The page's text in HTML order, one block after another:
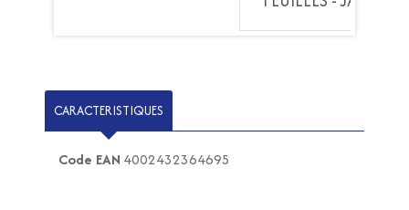
CARACTERISTIQUES
Code EAN 4002432364695